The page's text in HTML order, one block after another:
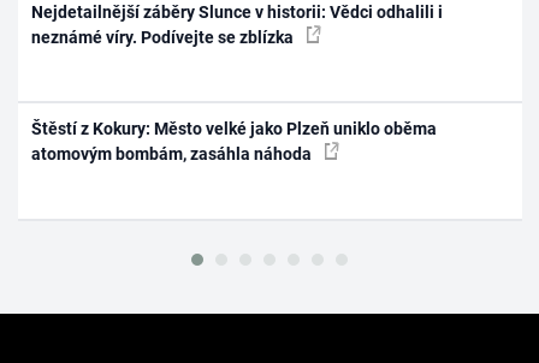
Nejdetailnější záběry Slunce v historii: Vědci odhalili i
neznámé víry. Podívejte se zblízka
Štěstí z Kokury: Město velké jako Plzeň uniklo oběma
atomovým bombám, zasáhla náhoda